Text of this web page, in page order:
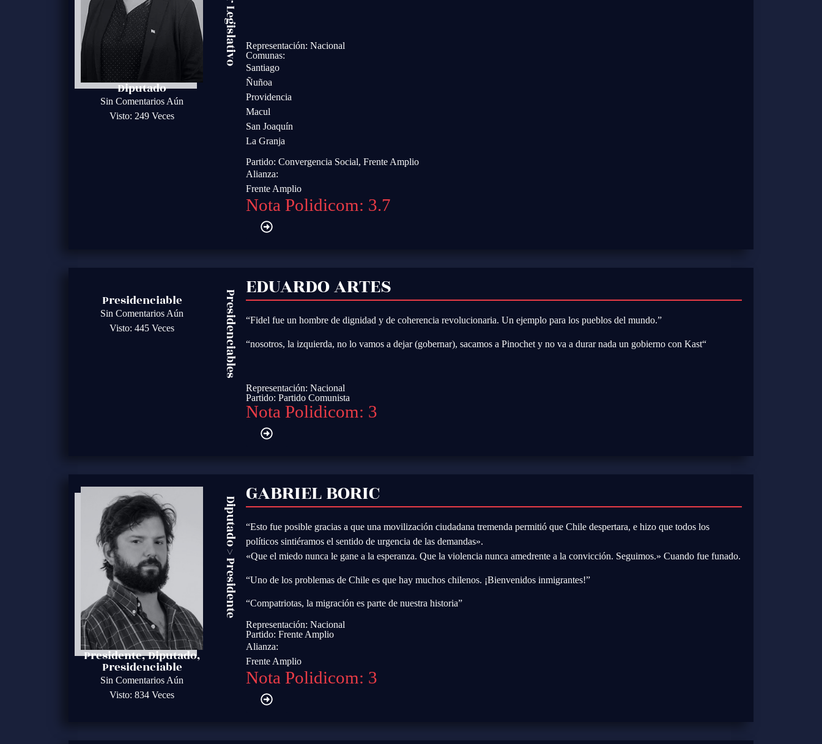
Diputado
Sin Comentarios Aún
Visto: 249 Veces
Representación: Nacional
Comunas:
Santiago
Ñuñoa
Providencia
Macul
San Joaquín
La Granja
Partido: Convergencia Social, Frente Amplio
Alianza:
Frente Amplio
Nota Polidicom: 3.7
Presidenciable
Sin Comentarios Aún
Visto: 445 Veces
Presidenciables
EDUARDO ARTES
“Fidel fue un hombre de dignidad y de coherencia revolucionaria. Un ejemplo para los pueblos del mundo.”
“nosotros, la izquierda, no lo vamos a dejar (gobernar), sacamos a Pinochet y no va a durar nada un gobierno con Kast“
Representación: Nacional
Partido: Partido Comunista
Nota Polidicom: 3
Presidente, Diputado,
Presidenciable
Sin Comentarios Aún
Visto: 834 Veces
Diputado
>
Presidente
GABRIEL BORIC
“Esto fue posible gracias a que una movilización ciudadana tremenda permitió que Chile despertara, e hizo que todos los
políticos sintiéramos el sentido de urgencia de las demandas».
«Que el miedo nunca le gane a la esperanza. Que la violencia nunca amedrente a la convicción. Seguimos.» Cuando fue funado.
“Uno de los problemas de Chile es que hay muchos chilenos. ¡Bienvenidos inmigrantes!”
“Compatriotas, la migración es parte de nuestra historia”
Representación: Nacional
Partido: Frente Amplio
Alianza:
Frente Amplio
Nota Polidicom: 3